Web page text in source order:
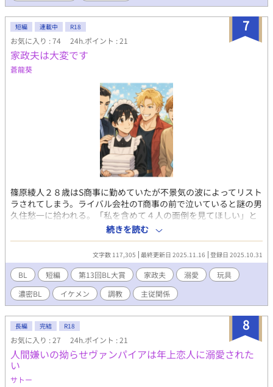
の家政婦)の短編。じゃなくなった。 兄と後継者争いをして会社経
営の立場を勝ち取ったが、それにより落ち込んでいた兄を気にか
けていた弟×付喪神を見守っていた別の神様のお話が次の章で始
まります。
7
短編 連載中 R18
お気に入り : 74 24h.ポイント : 21
家政夫は大変です
蒼龍葵
篠原綾人２８歳はS商事に勤めていたが不景気の波によってリスト
ラされてしまう。ライバル会社のT商事の前で泣いていると謎の男
久住愁一に拾われる。「私を含めて４人の面倒を見てほしい」と
住み込み家政婦＜夫＞バイト月額１００万という破格の条件にあ
っさり快諾。しかし、その兄弟の関係はかなり複雑で・・・！？
毎日兄弟に愛し愛され、ほだされる。俺は一体どうなっちゃうん
だ！ １話完結式の短編でサクッと読めるイケメン兄弟×天然のご
く普通の元サラリーマン💕 糖度高め、エロ多し、イチャイチャ、
甘々、ハードプレイまで色々あります。趣味と妄想と実益を兼ね
て書けるだけ書いていきます。 題名で何となく相手を察していた
だけると嬉しいです。もしもカップリング表記必要でしたらコメ
ントいただけると助かります。
続きを読む
文字数 117,305 最終更新日 2025.11.16 登録日 2025.10.31
BL 短編 第13回BL大賞 家政夫 溺愛
玩具
濃密BL
イケメン 調教 主従関係
8
長編 完結 R18
お気に入り : 27 24h.ポイント : 21
人間嫌いの拗らせヴァンパイアは年上恋人に溺愛された
い
サトー